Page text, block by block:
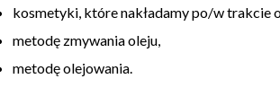
kosmetyki, które nakładamy po/w trakcie
metodę zmywania oleju,
metodę olejowania.